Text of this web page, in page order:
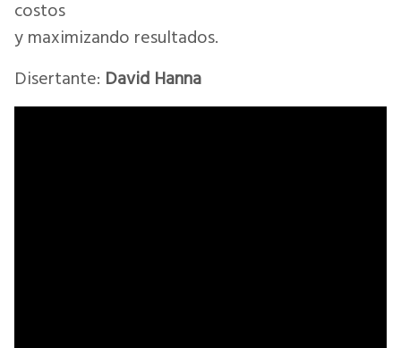
costos
y maximizando resultados.
Disertante: David Hanna